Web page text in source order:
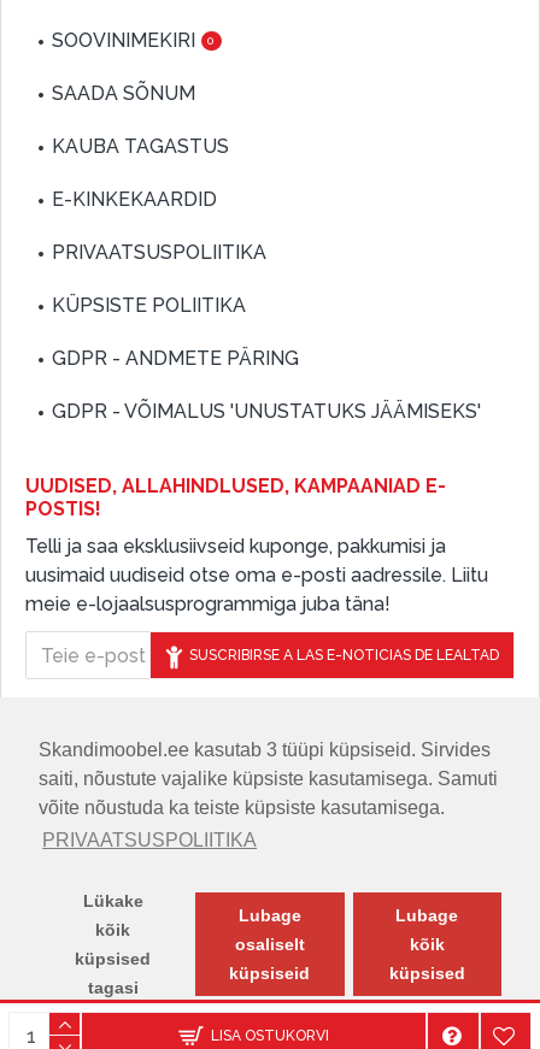
Skandimoobel.ee kasutab 3 tüüpi küpsiseid. Sirvides
saiti, nõustute vajalike küpsiste kasutamisega. Samuti
võite nõustuda ka teiste küpsiste kasutamisega.
PRIVAATSUSPOLIITIKA
Lükake
kõik
küpsised
tagasi
Lubage
osaliselt
küpsiseid
Lubage
kõik
küpsised
LISA OSTUKORVI
SOOVINIMEKIRI 0
SAADA SÕNUM
KAUBA TAGASTUS
E-KINKEKAARDID
PRIVAATSUSPOLIITIKA
KÜPSISTE POLIITIKA
GDPR - ANDMETE PÄRING
GDPR - VÕIMALUS 'UNUSTATUKS JÄÄMISEKS'
UUDISED, ALLAHINDLUSED, KAMPAANIAD E-
POSTIS!
Telli ja saa eksklusiivseid kuponge, pakkumisi ja
uusimaid uudiseid otse oma e-posti aadressile. Liitu
meie e-lojaalsusprogrammiga juba täna!
SUSCRIBIRSE A LAS E-NOTICIAS DE LEALTAD
JÄLGIGE MEID SOTSIAALMEEDIAS
© SKANDIMÖÖBEL.EE | Skandinaavia disaini mööblisalong.